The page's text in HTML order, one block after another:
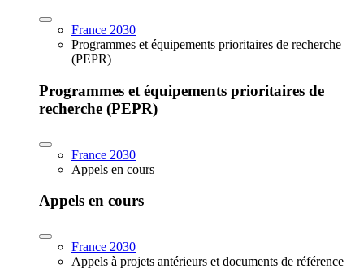
France 2030
Programmes et équipements prioritaires de recherche
(PEPR)
Programmes et équipements prioritaires de
recherche (PEPR)
France 2030
Appels en cours
Appels en cours
France 2030
Appels à projets antérieurs et documents de référence